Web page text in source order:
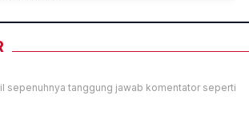
sepenuhnya tanggung jawab komentator seperti